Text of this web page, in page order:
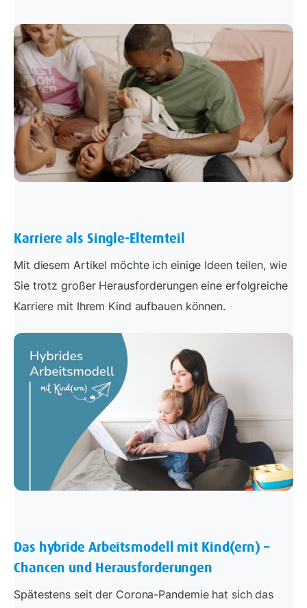
Karriere als Single-Elternteil
Mit diesem Artikel möchte ich einige Ideen teilen, wie
Sie trotz großer Herausforderungen eine erfolgreiche
Karriere mit Ihrem Kind aufbauen können.
Das hybride Arbeitsmodell mit Kind(ern) –
Chancen und Herausforderungen
Spätestens seit der Corona-Pandemie hat sich das